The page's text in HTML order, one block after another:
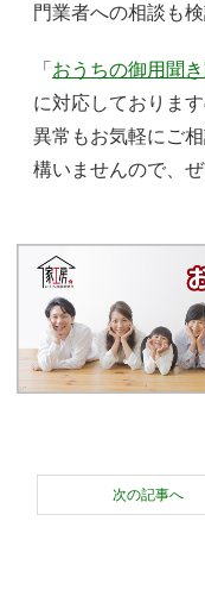
門業者への相談も
「 おうちの御用聞
に対応しておりま
異常もお気軽にご
構いませんので、
次の記事へ